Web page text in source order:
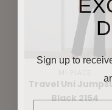
Travel Uni
Black 2154
Sign up to
Email